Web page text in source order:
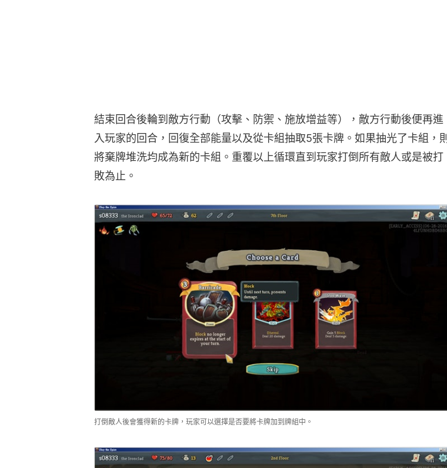
結束回合後輪到敵方行動（攻擊、防禦、施放增益等），敵方行動後便再進
入玩家的回合，回復全部能量以及從卡組抽取5張卡牌。如果抽光了卡組，則
將棄牌堆洗均成為新的卡組。重覆以上循環直到玩家打倒所有敵人或是被打
敗為止。
打倒敵人後會獲得新的卡牌，玩家可以選擇是否要將卡牌加到牌組中。